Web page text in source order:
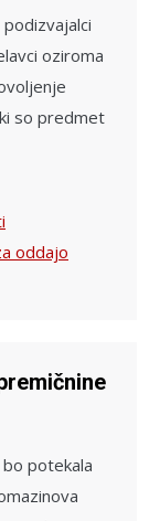
oziroma
so predmet
oddajo
bo potekala